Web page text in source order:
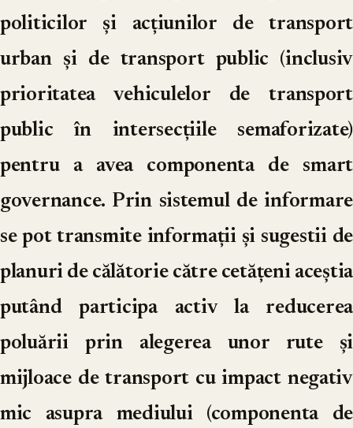
politicilor și acțiunilor de transport
urban și de transport public (inclusiv
prioritatea vehiculelor de transport
public în intersecțiile semaforizate)
pentru a avea componenta de smart
governance. Prin sistemul de informare
se pot transmite informații și sugestii de
planuri de călătorie către cetățeni aceștia
putând participa activ la reducerea
poluării prin alegerea unor rute și
mijloace de transport cu impact negativ
mic asupra mediului (componenta de